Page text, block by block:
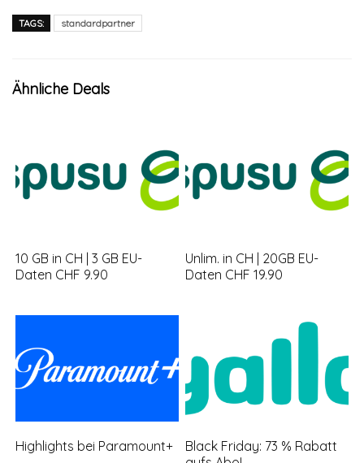
TAGS: standardpartner
Ähnliche Deals
10 GB in CH | 3 GB EU-
Daten CHF 9.90
Unlim. in CH | 20GB EU-
Daten CHF 19.90
Highlights bei Paramount+
Black Friday: 73 % Rabatt